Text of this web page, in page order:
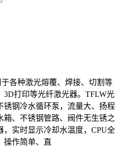
各种激光熔覆、焊接、切割等
打印等光纤激光器。TFLW光
钢冷水循环泵，流量大、扬程
箱、不锈钢管路、阀件无生锈之
实时显示冷却水温度，CPU全
操作简单、直